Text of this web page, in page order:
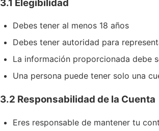
3.1 Elegibilidad
Debes tener al menos 18 años
Debes tener autoridad para
La información proporcionada debe
Una persona puede tener solo una
3.2 Responsabilidad de la Cuenta
Eres responsable de mantener tu